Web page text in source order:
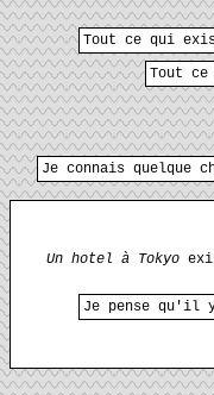
Tout ce qui
Tout
Je connais quelque
Un hotel à Tokyo